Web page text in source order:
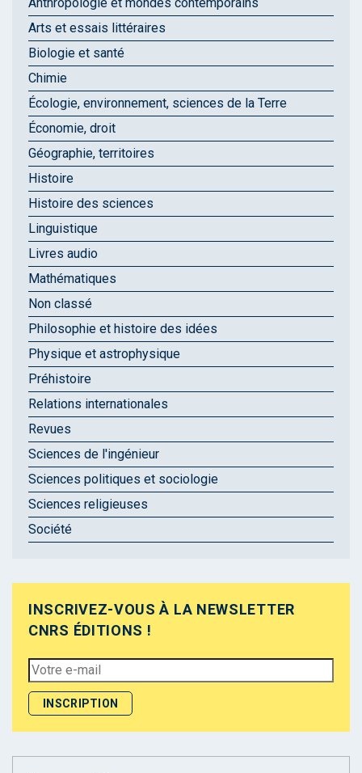
Arts et essais littéraires
Biologie et santé
Chimie
Écologie, environnement, sciences de la Terre
Économie, droit
Géographie, territoires
Histoire
Histoire des sciences
Linguistique
Livres audio
Mathématiques
Non classé
Philosophie et histoire des idées
Physique et astrophysique
Préhistoire
Relations internationales
Revues
Sciences de l'ingénieur
Sciences politiques et sociologie
Sciences religieuses
Société
INSCRIVEZ-VOUS À LA NEWSLETTER
CNRS ÉDITIONS !